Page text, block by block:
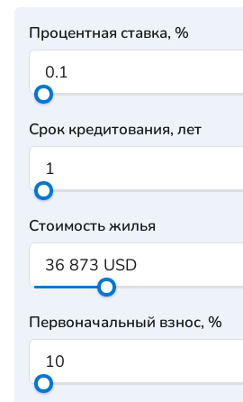
Процентная ставка, %
Срок кредитования, лет
Стоимость жилья
Первоначальный взнос, %